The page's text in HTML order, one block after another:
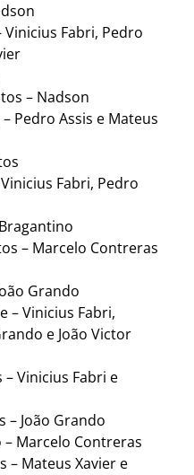
Vinicius Fabri, Pedro
– Nadson
Pedro Assis e Mateus
Fabri, Pedro
– Marcelo Contreras
Grando
– Vinicius Fabri,
e João Victor
– Vinicius Fabri e
– João Grando
– Marcelo Contreras
– Mateus Xavier e